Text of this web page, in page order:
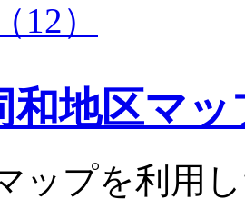
12）
和地区マ
ップを利用